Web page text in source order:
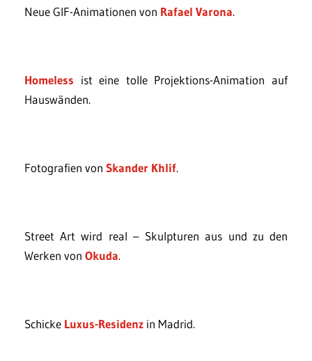
Neue GIF-Animationen von Rafael Varona.
Homeless ist eine tolle Projektions-Animation auf
Hauswänden.
Fotografien von Skander Khlif.
Street Art wird real – Skulpturen aus und zu den
Werken von Okuda.
Schicke Luxus-Residenz in Madrid.